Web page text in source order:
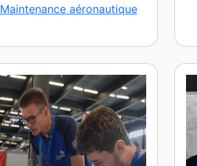
Maintenance aéronautique